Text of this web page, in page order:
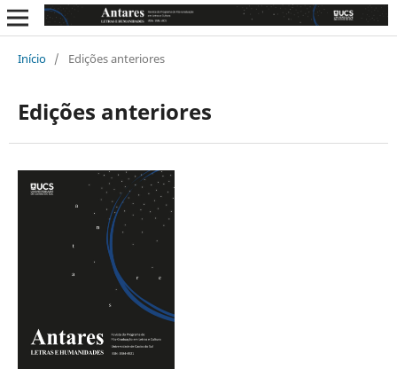
Início / Edições anteriores
Edições anteriores